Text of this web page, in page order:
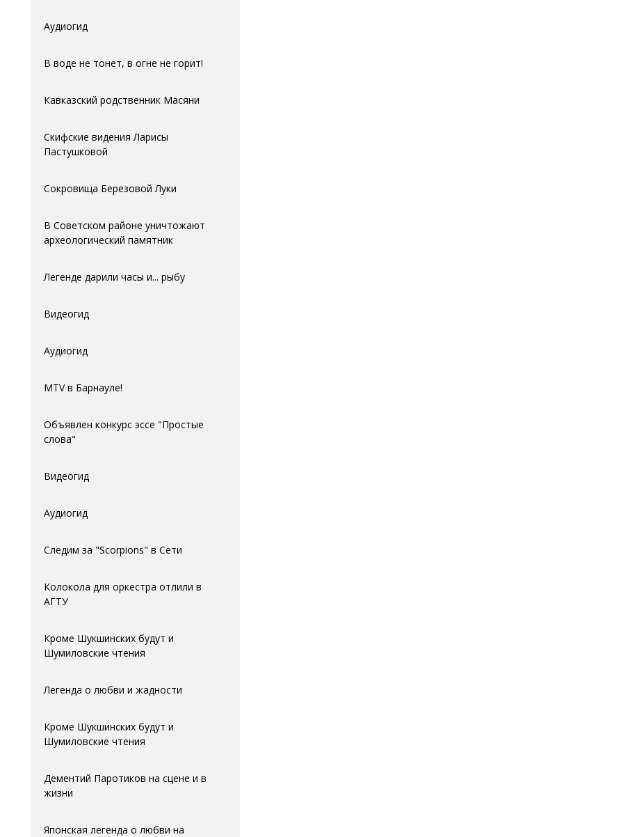
Аудиогид
В воде не тонет, в огне не горит!
Кавказский родственник Масяни
Скифские видения Ларисы
Пастушковой
Сокровища Березовой Луки
В Советском районе уничтожают
археологический памятник
Легенде дарили часы и... рыбу
Видеогид
Аудиогид
MTV в Барнауле!
Объявлен конкурс эссе "Простые
слова"
Видеогид
Аудиогид
Следим за "Scorpions" в Сети
Колокола для оркестра отлили в
АГTУ
Кроме Шукшинских будут и
Шумиловские чтения
Легенда о любви и жадности
Кроме Шукшинских будут и
Шумиловские чтения
Дементий Паротиков на сцене и в
жизни
Японская легенда о любви на